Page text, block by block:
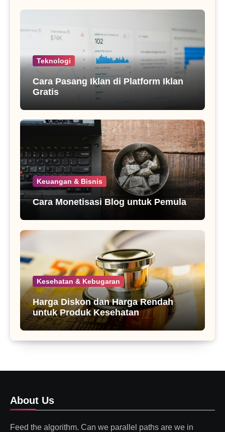
Teknologi
Cara Pasang Iklan di Platform Iklan
Gratis
Keuangan & Bisnis
Cara Monetisasi Blog untuk Pemula
Kesehatan & Kebugaran
Harga Diskon dan Harga Rendah
untuk Produk Kesehatan
About Us
Feed the algorithm. Can we parallel paths are we in